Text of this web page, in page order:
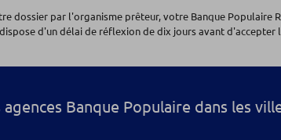
dossier par l'organisme prêteur, votre Banque
d'un délai de réflexion de dix jours avant
agences Banque Populaire dans les